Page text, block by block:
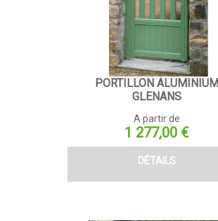
PORTILLON ALUMINIUM
GLENANS
A partir de
Prix
1 277,00 €
DÉTAILS